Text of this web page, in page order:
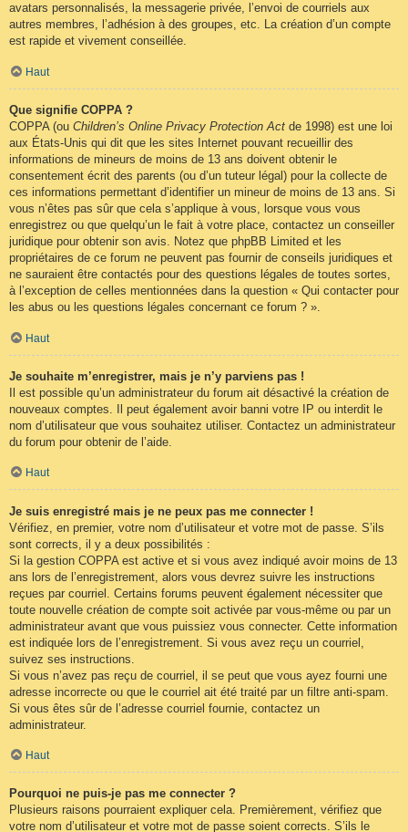
avatars personnalisés, la messagerie privée, l’envoi de courriels aux
autres membres, l’adhésion à des groupes, etc. La création d’un compte
est rapide et vivement conseillée.
Haut
Que signifie COPPA ?
COPPA (ou Children’s Online Privacy Protection Act de 1998) est une loi
aux États-Unis qui dit que les sites Internet pouvant recueillir des
informations de mineurs de moins de 13 ans doivent obtenir le
consentement écrit des parents (ou d’un tuteur légal) pour la collecte de
ces informations permettant d’identifier un mineur de moins de 13 ans. Si
vous n’êtes pas sûr que cela s’applique à vous, lorsque vous vous
enregistrez ou que quelqu’un le fait à votre place, contactez un conseiller
juridique pour obtenir son avis. Notez que phpBB Limited et les
propriétaires de ce forum ne peuvent pas fournir de conseils juridiques et
ne sauraient être contactés pour des questions légales de toutes sortes,
à l’exception de celles mentionnées dans la question « Qui contacter pour
les abus ou les questions légales concernant ce forum ? ».
Haut
Je souhaite m’enregistrer, mais je n’y parviens pas !
Il est possible qu’un administrateur du forum ait désactivé la création de
nouveaux comptes. Il peut également avoir banni votre IP ou interdit le
nom d’utilisateur que vous souhaitez utiliser. Contactez un administrateur
du forum pour obtenir de l’aide.
Haut
Je suis enregistré mais je ne peux pas me connecter !
Vérifiez, en premier, votre nom d’utilisateur et votre mot de passe. S’ils
sont corrects, il y a deux possibilités :
Si la gestion COPPA est active et si vous avez indiqué avoir moins de 13
ans lors de l’enregistrement, alors vous devrez suivre les instructions
reçues par courriel. Certains forums peuvent également nécessiter que
toute nouvelle création de compte soit activée par vous-même ou par un
administrateur avant que vous puissiez vous connecter. Cette information
est indiquée lors de l’enregistrement. Si vous avez reçu un courriel,
suivez ses instructions.
Si vous n’avez pas reçu de courriel, il se peut que vous ayez fourni une
adresse incorrecte ou que le courriel ait été traité par un filtre anti-spam.
Si vous êtes sûr de l’adresse courriel fournie, contactez un
administrateur.
Haut
Pourquoi ne puis-je pas me connecter ?
Plusieurs raisons pourraient expliquer cela. Premièrement, vérifiez que
votre nom d’utilisateur et votre mot de passe soient corrects. S’ils le